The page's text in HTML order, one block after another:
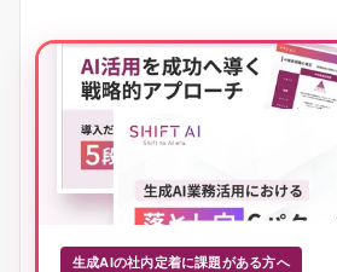
生成AIの社内定着に課題がある方へ